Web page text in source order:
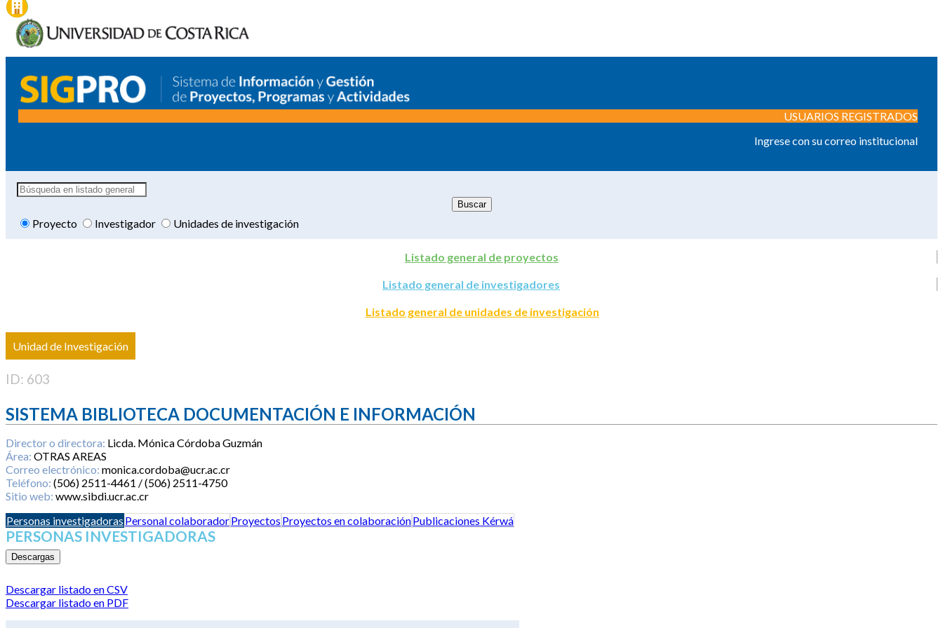
USUARIOS REGISTRADOS
Ingrese con su correo institucional
Proyecto Investigador Unidades de investigación
Listado general de proyectos
Listado general de investigadores
Listado general de unidades de investigación
Unidad de Investigación
ID: 603
SISTEMA BIBLIOTECA DOCUMENTACIÓN E INFORMACIÓN
Director o directora: Licda. Mónica Córdoba Guzmán
Área: OTRAS AREAS
Correo electrónico: monica.cordoba@ucr.ac.cr
Teléfono: (506) 2511-4461 / (506) 2511-4750
Sitio web: www.sibdi.ucr.ac.cr
Personas investigadoras Personal colaboradorProyectos Proyectos en colaboraciónPublicaciones Kérwá
PERSONAS INVESTIGADORAS
Descargas
Descargar listado en CSV
Descargar listado en PDF